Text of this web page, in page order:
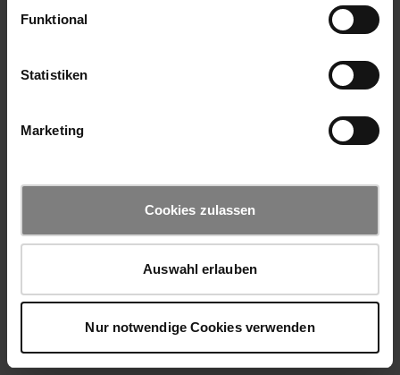
Funktional
Statistiken
Marketing
Cookies zulassen
Auswahl erlauben
Nur notwendige Cookies verwenden